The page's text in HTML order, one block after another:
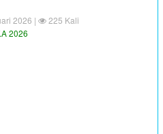
2026 |
225 Kali
2026